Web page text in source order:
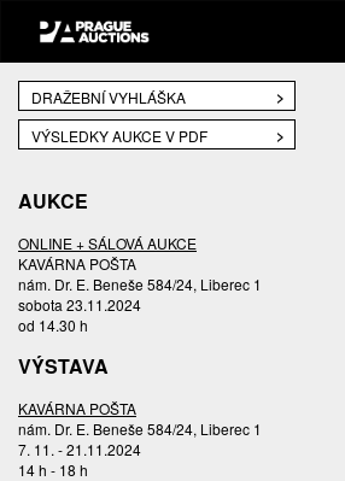
DRAŽEBNÍ VYHLÁŠKA
VÝSLEDKY AUKCE V PDF
AUKCE
ONLINE + SÁLOVÁ AUKCE
KAVÁRNA POŠTA
nám. Dr. E. Beneše 584/24, Liberec 1
sobota 23.11.2024
od 14.30 h
VÝSTAVA
KAVÁRNA POŠTA
nám. Dr. E. Beneše 584/24, Liberec 1
7. 11. - 21.11.2024
14 h - 18 h